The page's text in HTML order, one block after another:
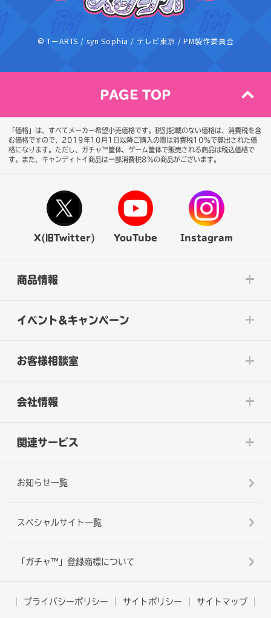
© TーARTS / syn Sophia / テレビ東京 / PM製作委員会
PAGE TOP
「価格」は、すべてメーカー希望小売価格です。税別記載のない価格は、消費税を含
む価格ですので、2019年10月1日以降ご購入の際は消費税10％で算出された価
格になります。 ただし、ガチャ™筐体、ゲーム筐体で販売される商品は税込価格で
す。また、キャンディトイ商品は一部消費税8％の商品がございます。
X(旧Twitter) YouTube Instagram
商品情報
イベント&キャンペーン
お客様相談室
会社情報
関連サービス
お知らせ一覧
スペシャルサイト一覧
「ガチャ™」登録商標について
プライバシーポリシー サイトポリシー サイトマップ